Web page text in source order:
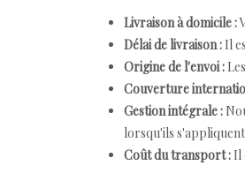
Livraison à domicile :
Délai de livraison : Il
Origine de l'envoi :
Couverture
Gestion intégrale :
lorsqu'ils
Coût du transport : Il